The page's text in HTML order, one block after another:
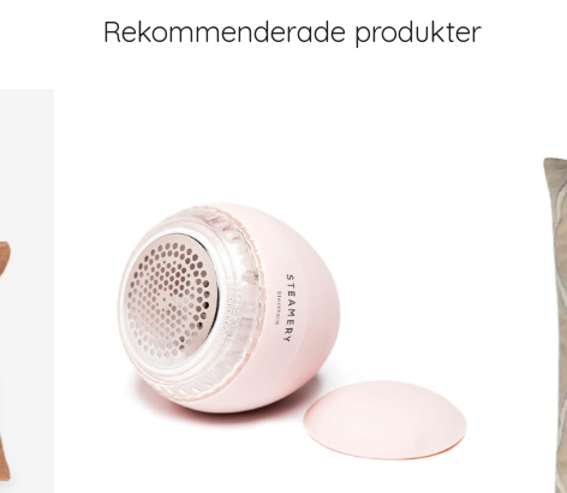
Rekommenderade produkter